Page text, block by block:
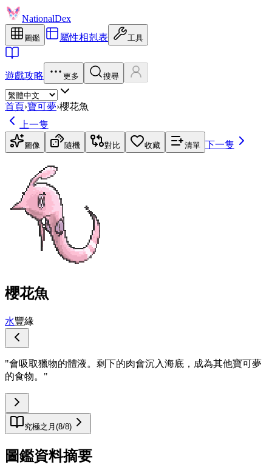
NationalDex
圖鑑 屬性相剋表 工具
遊戲攻略 更多 搜尋
首頁›寶可夢›櫻花魚
上一隻
圖像 隨機 對比 收藏 清單 下一隻
櫻花魚
水豐緣
"會吸取獵物的體液。剩下的肉會沉入海底，成為其他寶可夢
的食物。 "
究極之月 (8/8)
圖鑑資料摘要